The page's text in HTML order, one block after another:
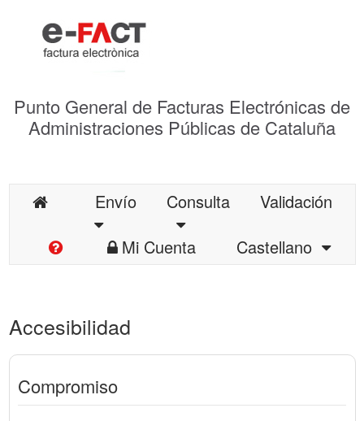
Punto General de Facturas Electrónicas de
Administraciones Públicas de Cataluña
Envío Consulta
Validación
Mi Cuenta
Castellano
Accesibilidad
Compromiso